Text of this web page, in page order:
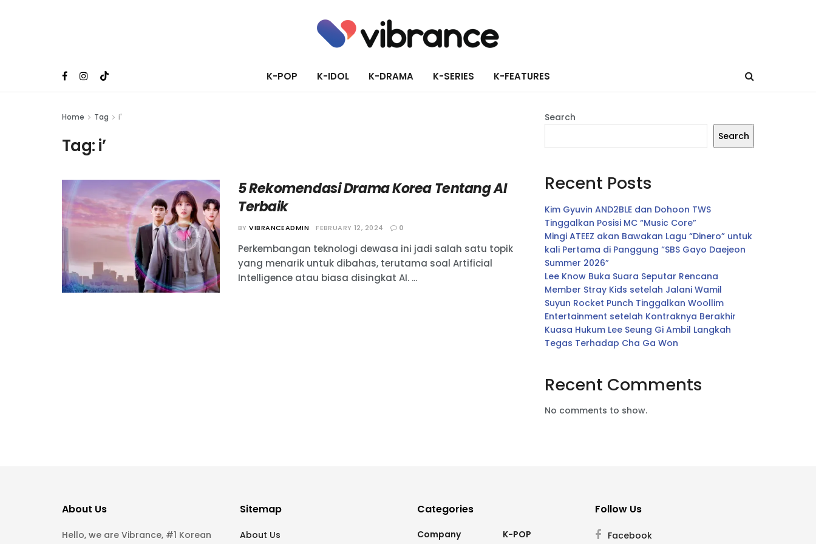
K-POP K-IDOL K-DRAMA K-SERIES K-FEATURES
Home Tag i'
Tag:i’
5 Rekomendasi Drama Korea Tentang AI
Terbaik
BY VIBRANCEADMIN FEBRUARY 12, 2024 0
Perkembangan teknologi dewasa ini jadi salah satu topik
yang menarik untuk dibahas, terutama soal Artificial
Intelligence atau biasa disingkat AI. ...
Search
Search
Recent Posts
Kim Gyuvin AND2BLE dan Dohoon TWS
Tinggalkan Posisi MC “Music Core”
Mingi ATEEZ akan Bawakan Lagu “Dinero” untuk
kali Pertama di Panggung “SBS Gayo Daejeon
Summer 2026”
Lee Know Buka Suara Seputar Rencana
Member Stray Kids setelah Jalani Wamil
Suyun Rocket Punch Tinggalkan Woollim
Entertainment setelah Kontraknya Berakhir
Kuasa Hukum Lee Seung Gi Ambil Langkah
Tegas Terhadap Cha Ga Won
Recent Comments
No comments to show.
About Us
Hello, we are Vibrance, #1 Korean
Sitemap
About Us
Categories
Company K-POP
Follow Us
Facebook